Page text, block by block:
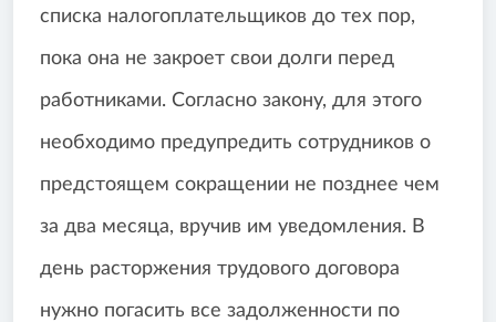
списка налогоплательщиков до тех пор,
пока она не закроет свои долги перед
работниками. Согласно закону, для этого
необходимо предупредить сотрудников о
предстоящем сокращении не позднее чем
за два месяца, вручив им уведомления. В
день расторжения трудового договора
нужно погасить все задолженности по